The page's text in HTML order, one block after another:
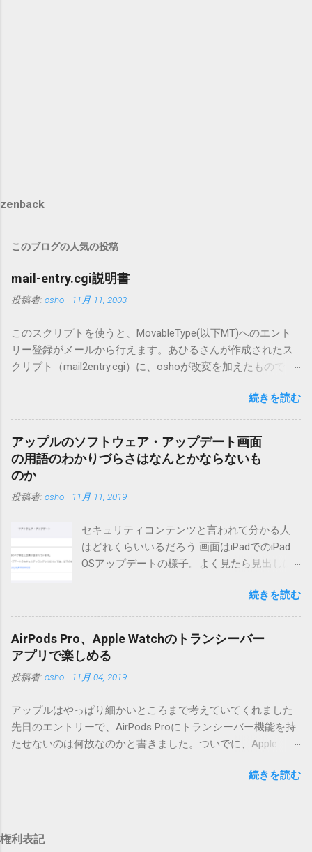
zenback
このブログの人気の投稿
mail-entry.cgi説明書
投稿者: osho - 11月 11, 2003
このスクリプトを使うと、MovableType(以下MT)へのエント
リー登録がメールから行えます。あひるさんが作成されたス
クリプト（mail2entry.cgi）に、oshoが改変を加えたもので
ーも出来ます。 バージョン0.5.3以降の動作確認はMT3.11で行
っています。0.5.2まではMT2.661で確認していました。0.5.3以
降もたぶん動くと思います。 現在のバージョンは0.5.3です。
（2004/12/4リリース）※0.6.3を公開しています。まだ心配な
点が多いため、こちらにはリンクしていません。安定を求め
る方は0.5.3を、新版の機能が必要な方は0.6.3をご利用くださ
い。 こちら からどうぞ。 0.3.6までのバージョンに、エント
版へのアップデートを強くお勧めしてます。 mail-entry.zipを
ダウンロードするにはここをクリックしてください。
（Windowsから解凍したフォルダを見ると「_MACOSX」とい
りませんので無視してください。MacOS XでZIP圧縮している
ため、Mac独自のファイル情報が含まれてしまうようで
す。） Ver.0.3.0以降用の差分ファイルはこちら 。ZIP圧縮して
まとめてあります。いまのバージョン番号と同じバージョン
合は一つずつ順に適用していく必要があります。0.5.0以降
ません。改造してる方向けに、バージョンアップポイントを
お知らせするのが主な目的となっています。 まずはどんなふ
うに使うものか説明し、設置方法は後述します。 使い方 メー
ル本文の1行目にauthor（投稿者）を、2行目にカテゴリを、
追記項目（extend）として扱われますので、必要に応じて指
続きを読む
アップルのソフトウェア・アップデート画面
の用語のわかりづらさはなんとかならないも
のか
投稿者: osho - 11月 11, 2019
セキュリティコンテンツと言われて分かる人
はどれくらいいるだろう 画面はiPadでのiPad
OSアップデートの様子。よく見たら見出しは
の名前としてはいまだにiOSのままとか、そん
な理由じゃないでしょうね。 それは混乱のも
ア・アップデートのセキュリティコンテンツ
については、以下のWebサイトをご覧くださ
い」の部分。 セキュリティコンテンツ…？ こ
す。人によってはここで悩んだ結果、アップ
デートをしない人も出てきそうですよ。アッ
プデートに限らず、分からないけどやってみ
が多いと思います。経験上の感覚ですけれ
続きを読む
AirPods Pro、Apple Watchのトランシーバー
アプリで楽しめる
投稿者: osho - 11月 04, 2019
アップルはやっぱり細かいところまで考えていてくれました
先日のエントリーで、AirPods Proにトランシーバー機能を持
たせないのは何故なのかと書きました。ついでに、Apple
はiPhoneに接続してるから使えないじゃん云々を書いたので
Watchでトランシーバーアプリを起動すると、AirPodsはトラ
続きを読む
権利表記